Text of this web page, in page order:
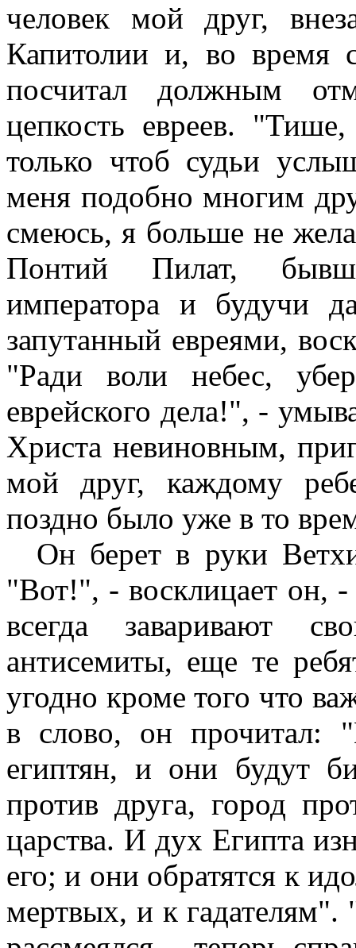
человек мой друг,
Капитолии и, во время
посчитал должным
цепкость евреев.
только чтоб судьи
меня подобно многим
смеюсь, я больше не
Понтий Пилат,
императора и будучи
запутанный евреями,
"Ради воли небес,
еврейского дела!", -
Христа невиновным,
мой друг, каждому
поздно было уже в то
Он берет в руки
"Вот!", - восклицает он, -
всегда заваривают
антисемиты, еще те
угодно кроме того что
в слово, он прочитал:
египтян, и они будут
против друга, город
царства. И дух Египта
его; и они обратятся к
мертвых, и к гадателям".